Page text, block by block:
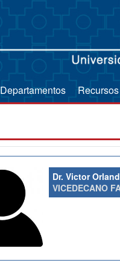
Departamentos
Dr. Victor
VICEDECANO